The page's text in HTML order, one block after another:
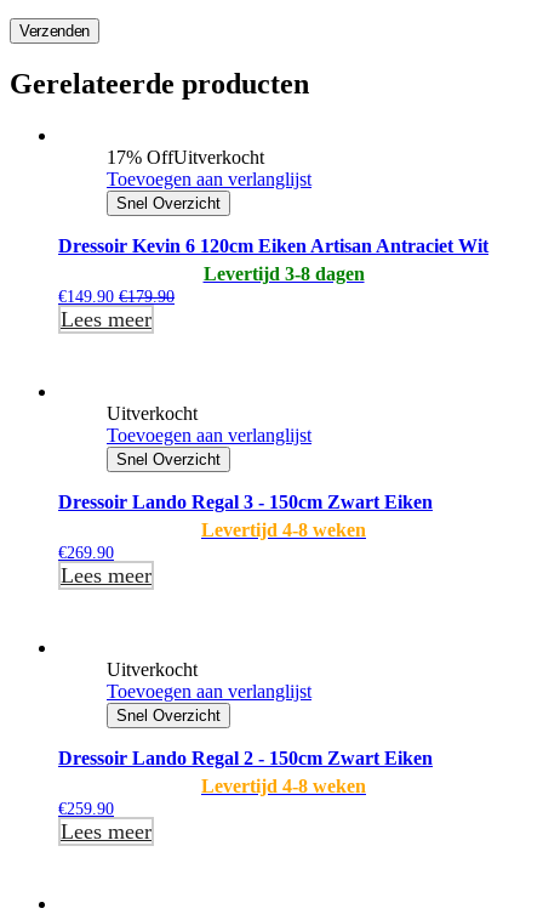
Verzenden
Gerelateerde producten
17% OffUitverkocht
Toevoegen aan verlanglijst
Snel Overzicht
Dressoir Kevin 6 120cm Eiken Artisan Antraciet Wit
Levertijd 3-8 dagen
€149.90 €179.90
Lees meer
Uitverkocht
Toevoegen aan verlanglijst
Snel Overzicht
Dressoir Lando Regal 3 - 150cm Zwart Eiken
Levertijd 4-8 weken
€269.90
Lees meer
Uitverkocht
Toevoegen aan verlanglijst
Snel Overzicht
Dressoir Lando Regal 2 - 150cm Zwart Eiken
Levertijd 4-8 weken
€259.90
Lees meer